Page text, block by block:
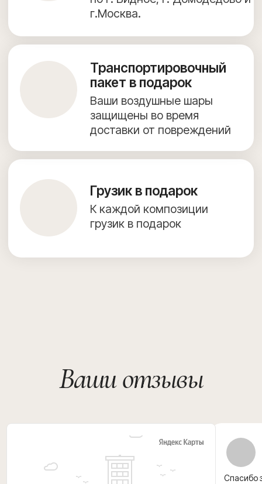
Спасибо
ДОСТАВКА И ОПЛАТА
ПОЛЕЗНОЕ
КОНТАКТЫ
г. Видное, Олимпийская улица, 6, 9 этаж, помещение 82
ОБО МНЕ
Предложение на сайте не является публичной офертой.